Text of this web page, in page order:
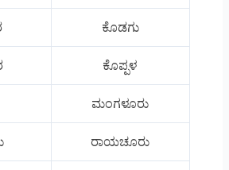
ಕೊಡಗು
ಕೊಪ್ಪಳ
ಮಂಗಳೂರು
ರಾಯಚೂರು